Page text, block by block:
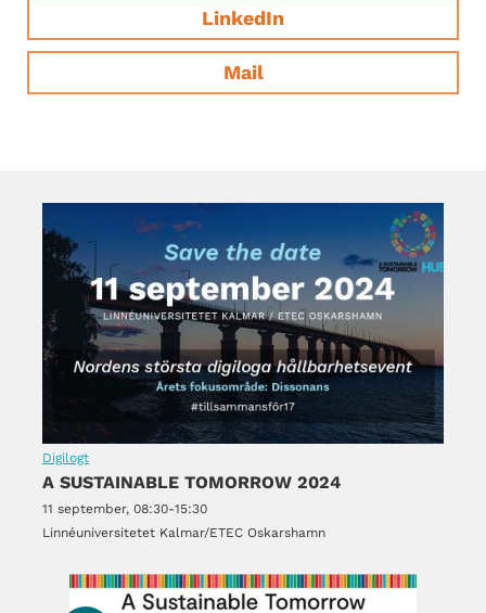
LinkedIn
Mail
Digilogt
A SUSTAINABLE TOMORROW 2024
11 september, 08:30-15:30
Linnéuniversitetet Kalmar/ETEC Oskarshamn